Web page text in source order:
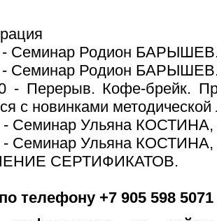
- Семинар Родион
- Семинар Родион
- Перерыв. Кофе-брейк.
с новинками
- Семинар Ульяна
- Семинар Ульяна
СЕРТИФИКАТОВ.
телефону +7 905 598